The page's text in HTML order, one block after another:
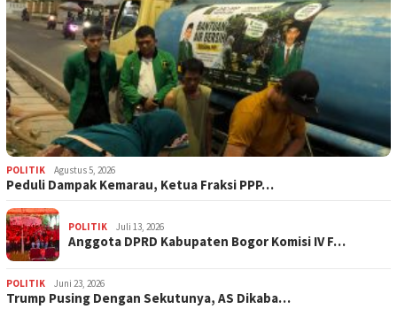
POLITIK Agustus 5, 2026
‎Peduli Dampak Kemarau, Ketua Fraksi PPP…
POLITIK Juli 13, 2026
Anggota DPRD Kabupaten Bogor Komisi IV F…
POLITIK Juni 23, 2026
Trump Pusing Dengan Sekutunya, AS Dikaba…